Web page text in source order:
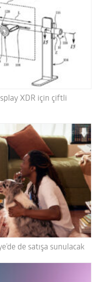
XDR için çiftli
de satışa sunulacak